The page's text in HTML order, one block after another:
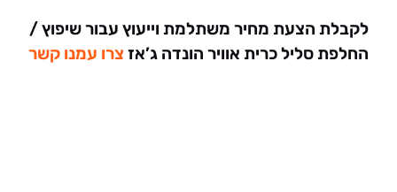
לקבלת הצעת מחיר משתלמת וייעוץ עבור שיפוץ /
החלפת סליל כרית אוויר הונדה ג’אז צרו עמנו קשר